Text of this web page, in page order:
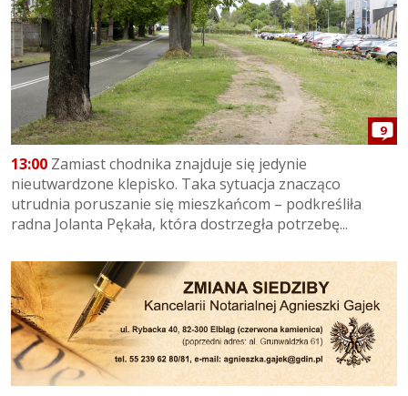
9
13:00 Zamiast chodnika znajduje się jedynie
nieutwardzone klepisko. Taka sytuacja znacząco
utrudnia poruszanie się mieszkańcom – podkreśliła
radna Jolanta Pękała, która dostrzegła potrzebę...